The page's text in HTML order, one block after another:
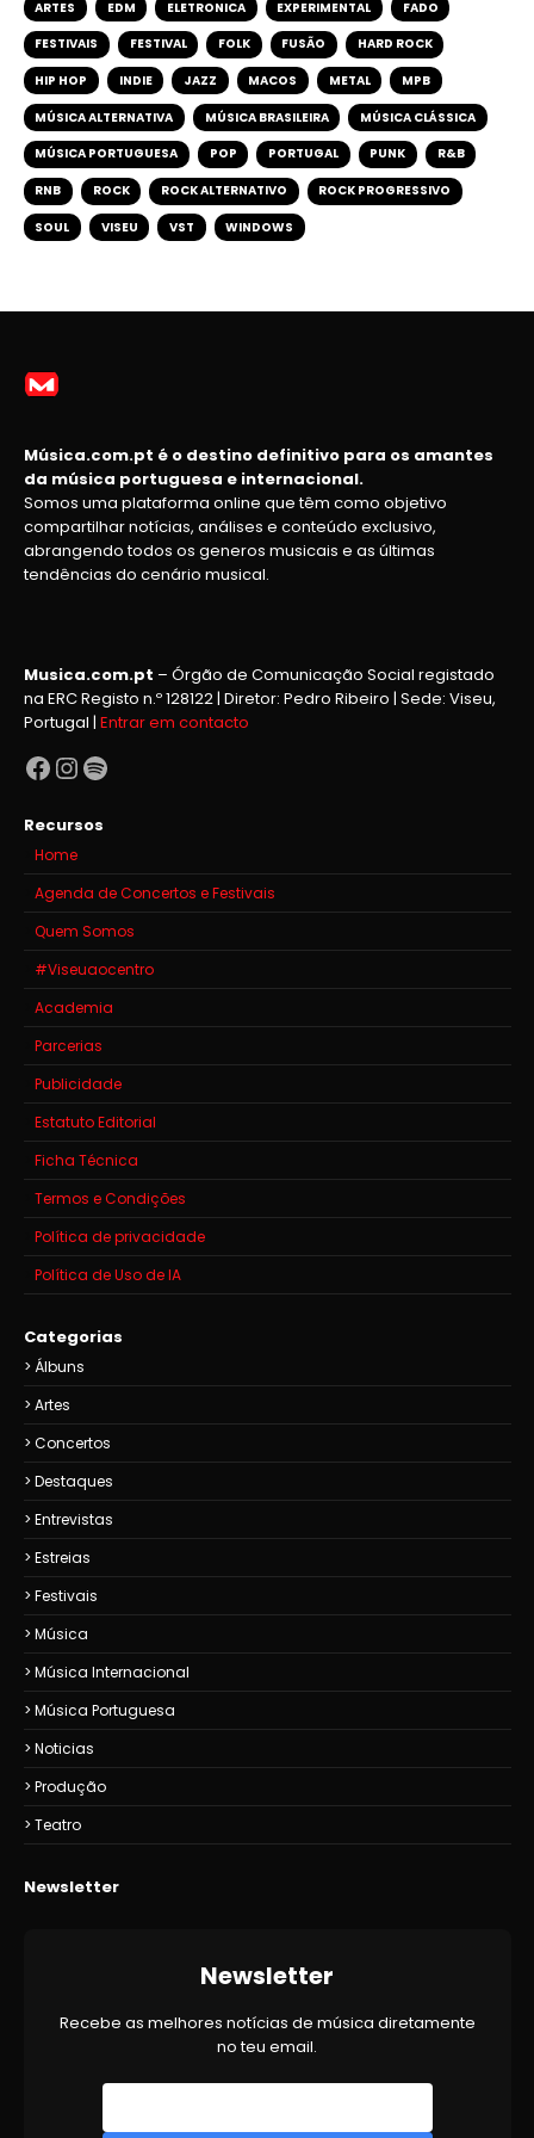
ARTES EDM ELETRONICA EXPERIMENTAL FADO
FESTIVAIS FESTIVAL FOLK FUSÃO HARD ROCK
HIP HOP INDIE JAZZ MACOS METAL MPB
MÚSICA ALTERNATIVA MÚSICA BRASILEIRA MÚSICA CLÁSSICA
MÚSICA PORTUGUESA POP PORTUGAL PUNK R&B
RNB ROCK ROCK ALTERNATIVO ROCK PROGRESSIVO
SOUL VISEU VST WINDOWS
Música.com.pt é o destino definitivo para os amantes
da música portuguesa e internacional.
Somos uma plataforma online que têm como objetivo
compartilhar notícias, análises e conteúdo exclusivo,
abrangendo todos os generos musicais e as últimas
tendências do cenário musical.
Musica.com.pt – Órgão de Comunicação Social registado
na ERC Registo n.º 128122 | Diretor: Pedro Ribeiro | Sede: Viseu,
Portugal | Entrar em contacto
Facebook
Instagram
Spotify
Recursos
Home
Agenda de Concertos e Festivais
Quem Somos
#Viseuaocentro
Academia
Parcerias
Publicidade
Estatuto Editorial
Ficha Técnica
Termos e Condições
Política de privacidade
Política de Uso de IA
Categorias
Álbuns
Artes
Concertos
Destaques
Entrevistas
Estreias
Festivais
Música
Música Internacional
Música Portuguesa
Noticias
Produção
Teatro
Newsletter
Newsletter
Recebe as melhores notícias de música diretamente
no teu email.